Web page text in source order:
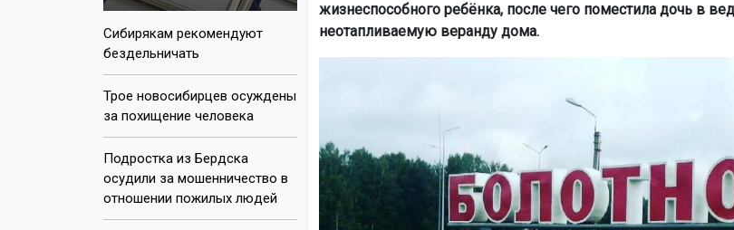
Сибирякам рекомендуют
бездельничать
Трое новосибирцев осуждены
за похищение человека
Подростка из Бердска
осудили за мошенничество в
отношении пожилых людей
жизнеспособного ребёнка, после чего поместила дочь в
неотапливаемую веранду дома.